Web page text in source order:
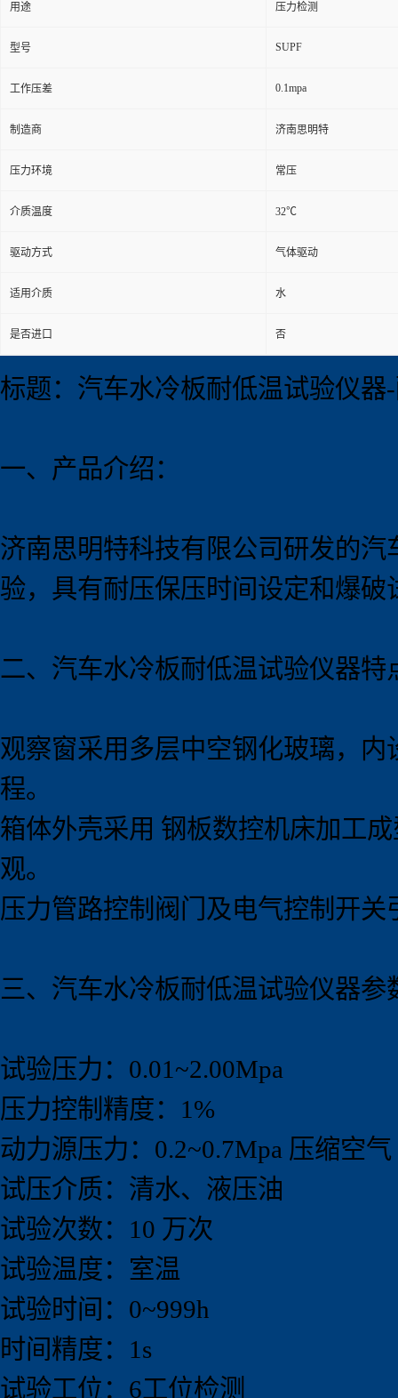
用途 压力检测
型号 SUPF
工作压差 0.1mpa
制造商 济南思明特
压力环境 常压
介质温度 32℃
驱动方式 气体驱动
适用介质 水
是否进口 否
标题：汽车水冷板耐低温试验仪器
一、产品介绍：
济南思明特科技有限公司研发的汽
验，具有耐压保压时间设定和爆
二、汽车水冷板耐低温试验仪器特
观察窗采用多层中空钢化玻璃，
程。
箱体外壳采用 钢板数控机床加工
观。
压力管路控制阀门及电气控制开
三、汽车水冷板耐低温试验仪器参
试验压力：0.01~2.00Mpa
压力控制精度：1%
动力源压力：0.2~0.7Mpa 压缩空气
试压介质：清水、液压油
试验次数：10 万次
试验温度：室温
试验时间：0~999h
时间精度：1s
试验工位：6工位检测